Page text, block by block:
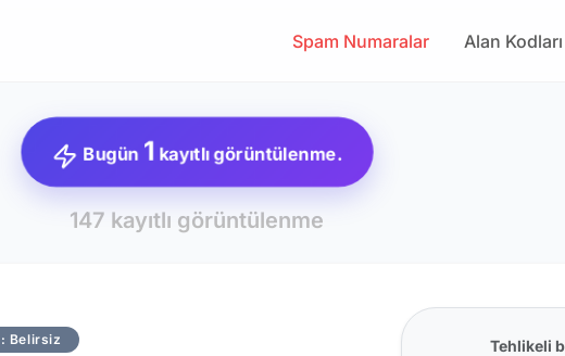
Spam Numaralar Alan Kodları
Bugün 1 kayıtlı görüntülenme.
147 kayıtlı görüntülenme
Belirsiz Tehlikeli